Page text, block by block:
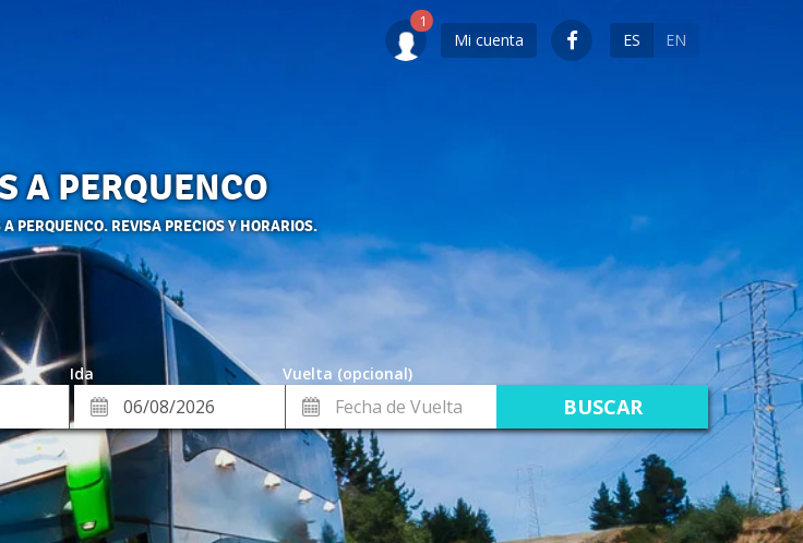
Mi cuenta ES EN
A PERQUENCO
PERQUENCO. REVISA PRECIOS Y HORARIOS.
Ida
Vuelta (opcional)
Fecha
Ida
Fecha
de
Vuelta